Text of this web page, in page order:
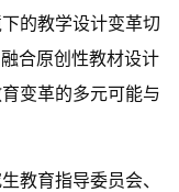
的教学设计变革切
合原创性教材设计
变革的多元可能与
教育指导委员会、